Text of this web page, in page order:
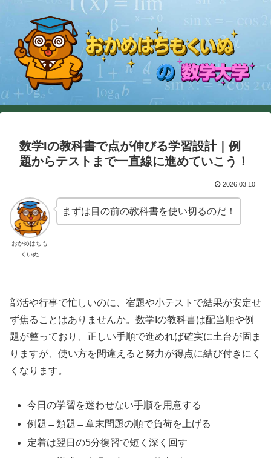
数学Iの教科書で点が伸びる学習設計｜例
題からテストまで一直線に進めていこう！
2026.03.10
おかめはちも
くいぬ
まずは目の前の教科書を使い切るのだ！
部活や行事で忙しいのに、宿題や小テストで結果が安定せ
ず焦ることはありませんか。数学Iの教科書は配当順や例
題が整っており、正しい手順で進めれば確実に土台が固ま
りますが、使い方を間違えると努力が得点に結び付きにく
くなります。
今日の学習を迷わせない手順を用意する
例題→類題→章末問題の順で負荷を上げる
定着は翌日の5分復習で短く深く回す